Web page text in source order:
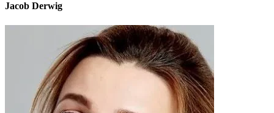
Jacob Derwig